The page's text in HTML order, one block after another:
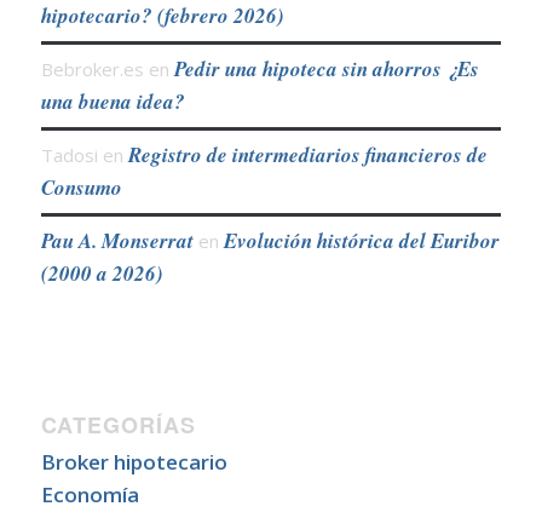
hipotecario? (febrero 2026)
Bebroker.es enPedir una hipoteca sin ahorros ¿Es
una buena idea?
Tadosi enRegistro de intermediarios financieros de
Consumo
Pau A. MonserratenEvolución histórica del Euribor
(2000 a 2026)
CATEGORÍAS
Broker hipotecario
Economía